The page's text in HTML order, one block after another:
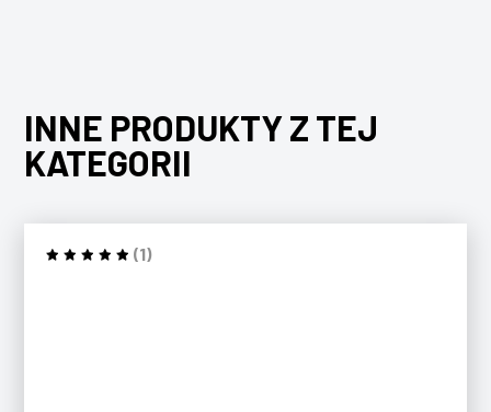
INNE PRODUKTY Z TEJ
KATEGORII
(1)